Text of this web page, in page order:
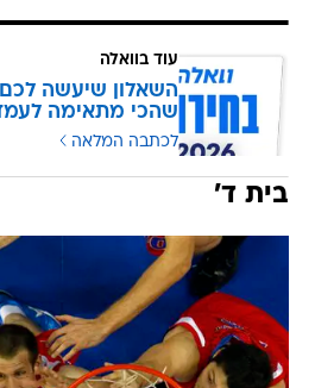
עוד בוואלה
השאלון שיעשה
שהכי מתאימה
לכתבה המלאה
בית ד'